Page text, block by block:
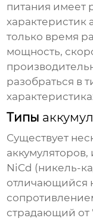
питания имеет
характеристик
только время
мощность,
разобраться в
Типы
Существует
аккумуляторов,
NiCd (никель-
отличающийся
страдающий от